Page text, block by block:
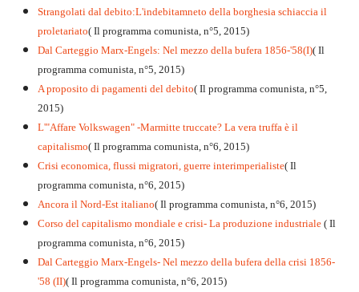
Strangolati dal debito:L'indebitamneto della borghesia schiaccia il
proletariato( Il programma comunista, n°5, 2015)
Dal Carteggio Marx-Engels: Nel mezzo della bufera 1856-'58(I)( Il
programma comunista, n°5, 2015)
A proposito di pagamenti del debito( Il programma comunista, n°5,
2015)
L'"Affare Volkswagen" -Marmitte truccate? La vera truffa è il
capitalismo( Il programma comunista, n°6, 2015)
Crisi economica, flussi migratori, guerre interimperialiste( Il
programma comunista, n°6, 2015)
Ancora il Nord-Est italiano( Il programma comunista, n°6, 2015)
Corso del capitalismo mondiale e crisi- La produzione industriale ( Il
programma comunista, n°6, 2015)
Dal Carteggio Marx-Engels- Nel mezzo della bufera della crisi 1856-
'58 (II)( Il programma comunista, n°6, 2015)